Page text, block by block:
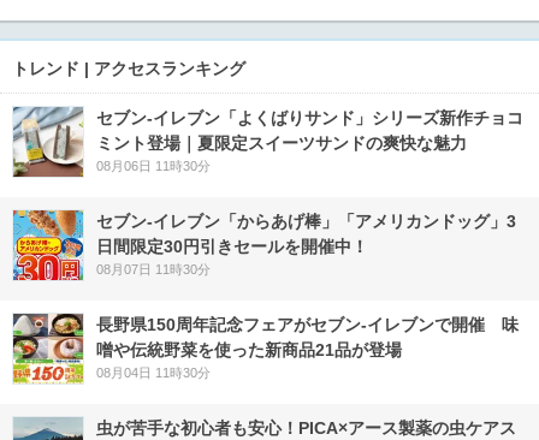
トレンド | アクセスランキング
セブン‐イレブン「よくばりサンド」シリーズ新作チョコ
ミント登場｜夏限定スイーツサンドの爽快な魅力
08月06日 11時30分
セブン‐イレブン「からあげ棒」「アメリカンドッグ」3
日間限定30円引きセールを開催中！
08月07日 11時30分
長野県150周年記念フェアがセブン-イレブンで開催 味
噌や伝統野菜を使った新商品21品が登場
08月04日 11時30分
虫が苦手な初心者も安心！PICA×アース製薬の虫ケアス